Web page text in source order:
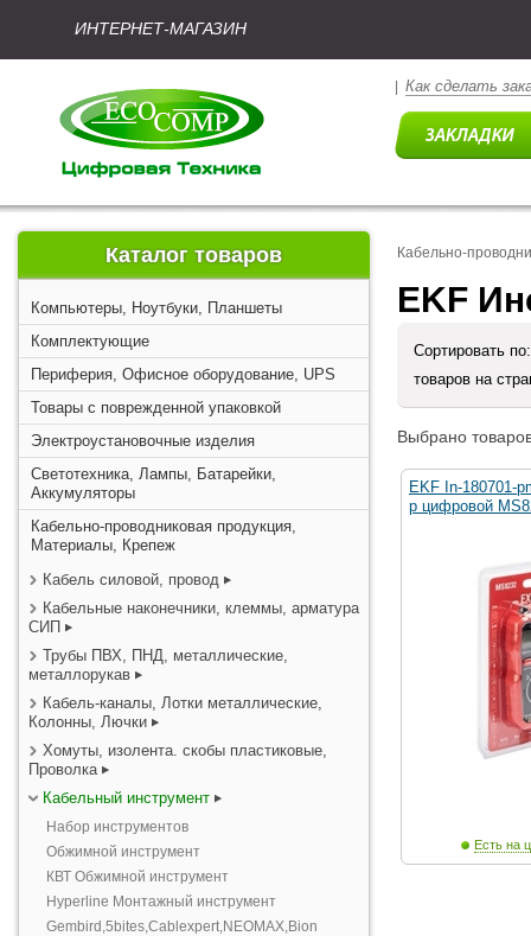
ИНТЕРНЕТ-МАГАЗИН
Как сделать
Каталог товаров
Компьютеры, Ноутбуки, Планшеты
Комплектующие
Периферия, Офисное оборудование, UPS
Товары с поврежденной упаковкой
Электроустановочные изделия
Светотехника, Лампы, Батарейки,
Аккумуляторы
Кабельно-проводниковая продукция,
Материалы, Крепеж
Кабель силовой, провод
Кабельные наконечники, клеммы, арматура
СИП
Трубы ПВХ, ПНД, металлические,
металлорукав
Кабель-каналы, Лотки металлические,
Колонны, Лючки
Хомуты, изолента. скобы пластиковые,
Проволка
Кабельный инструмент
Набор инструментов
Обжимной инструмент
КВТ Обжимной инструмент
Hyperline Монтажный инструмент
Gembird,5bites,Cablexpert,NEOMAX,Bion
Кабельно-
EKF
Сортировать
товаров на
Выбрано
EKF In-180701-
р цифровой
Есть на